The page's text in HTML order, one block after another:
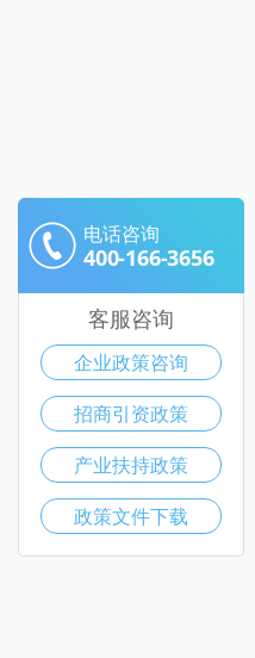
电话咨询
400-166-3656
客服咨询
企业政策咨询
招商引资政策
产业扶持政策
政策文件下载